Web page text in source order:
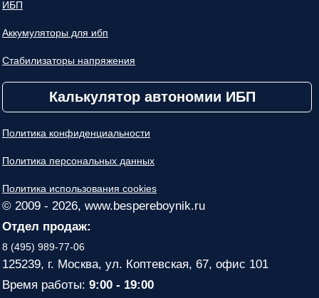
ИБП
Аккумуляторы для ибп
Стабилизаторы напряжения
Калькулятор автономии ИБП
Политика конфиденциальности
Политика персональных данных
Политика использования cookies
© 2009 - 2026, www.bespereboynik.ru
Отдел продаж:
8 (495) 989-77-06
125239, г. Москва, ул. Коптевская, 67, офис 101
Время работы: 9:00 - 19:00